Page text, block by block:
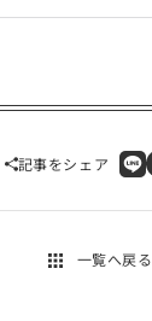
記事をシェア
一覧へ戻る